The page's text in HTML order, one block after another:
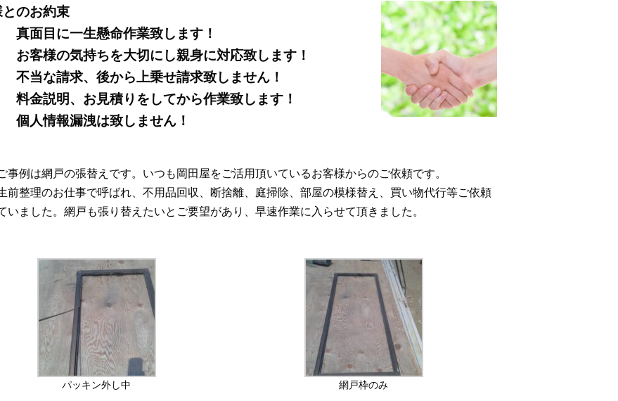
とのお約束
面目に一生懸命作業致します！
客様の気持ちを大切にし親身に対応致します！
当な請求、後から上乗せ請求致しません！
金説明、お見積りをしてから作業致します！
人情報漏洩は致しません！
事例は網戸の張替えです。いつも岡田屋をご活用頂いているお客様からのご依頼です。
前整理のお仕事で呼ばれ、不用品回収、断捨離、庭掃除、部屋の模様替え、買い物代行等ご依頼
いました。網戸も張り替えたいとご要望があり、早速作業に入らせて頂きました。
パッキン外し中 網戸枠のみ